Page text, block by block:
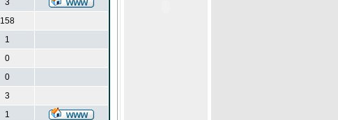
3
158
1
0
0
3
1